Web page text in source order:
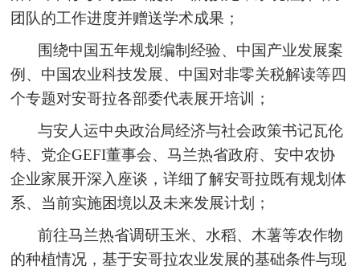
团队的工作进度并赠送学术成果；
围绕中国五年规划编制经验、中国产业发展案
例、中国农业科技发展、中国对非零关税解读等四
个专题对安哥拉各部委代表展开培训；
与安人运中央政治局经济与社会政策书记瓦伦
特、党企GEFI董事会、马兰热省政府、安中农协
企业家展开深入座谈，详细了解安哥拉既有规划体
系、当前实施困境以及未来发展计划；
前往马兰热省调研玉米、水稻、木薯等农作物
的种植情况，基于安哥拉农业发展的基础条件与现